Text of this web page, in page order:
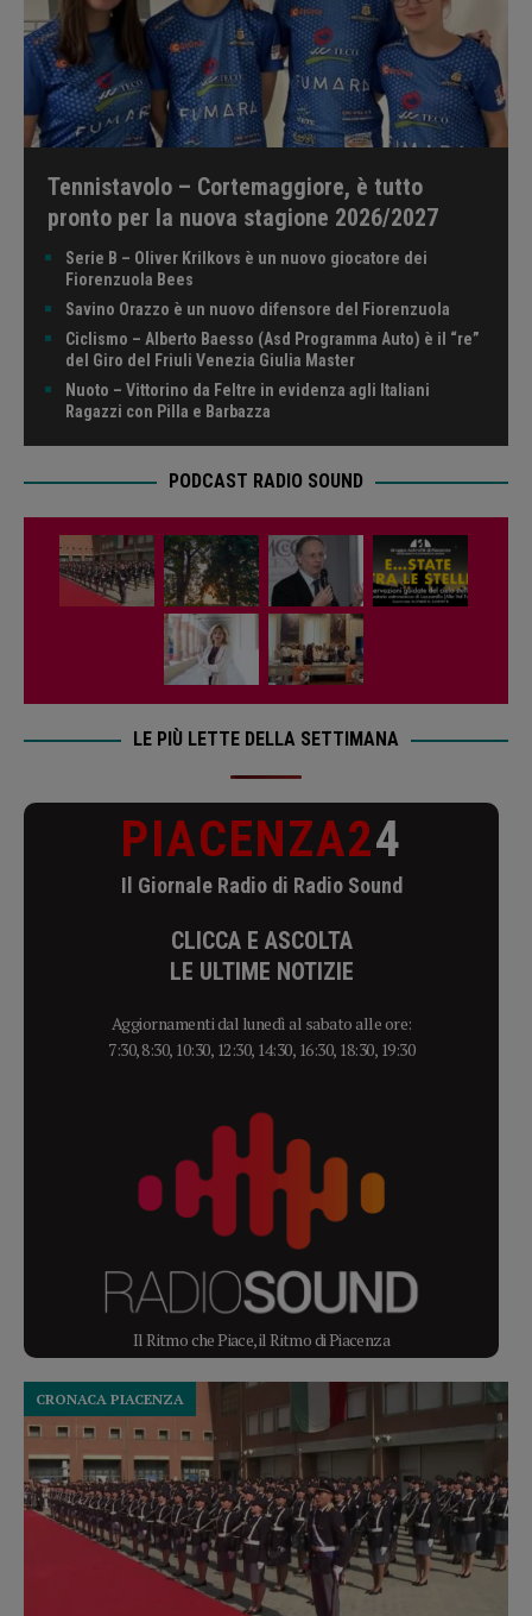
Tennistavolo – Cortemaggiore, è tutto
pronto per la nuova stagione 2026/2027
Serie B – Oliver Krilkovs è un nuovo giocatore dei
Fiorenzuola Bees
Savino Orazzo è un nuovo difensore del Fiorenzuola
Ciclismo – Alberto Baesso (Asd Programma Auto) è il “re”
del Giro del Friuli Venezia Giulia Master
Nuoto – Vittorino da Feltre in evidenza agli Italiani
Ragazzi con Pilla e Barbazza
PODCAST RADIO SOUND
LE PIÙ LETTE DELLA SETTIMANA
PIACENZA24
Il Giornale Radio di Radio Sound
CLICCA E ASCOLTA
LE ULTIME NOTIZIE
Aggiornamenti dal lunedì al sabato alle ore:
7:30, 8:30, 10:30, 12:30, 14:30, 16:30, 18:30, 19:30
Il Ritmo che Piace, il Ritmo di Piacenza
CRONACA PIACENZA